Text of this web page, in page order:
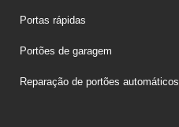
Portas rápidas
Portões de garagem
Reparação de portões automáticos